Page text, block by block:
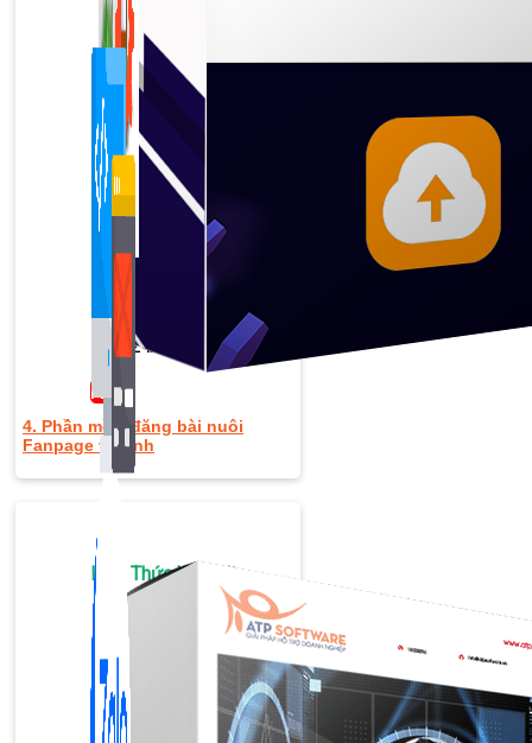
Bán Hàng Online
2,632 bài viết
New
Kiến Thức Website
309 bài viết
4. Phần mềm đăng bài nuôi
Fanpage vệ tinh